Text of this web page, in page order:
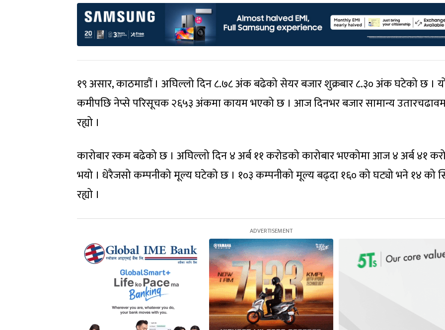
१९ असार, काठमाडौं । अघिल्लो दिन ८.७८ अंक बढेको सेयर बजार शुक्रबार ८.३० अंक घटेको छ ।
कमीपछि नेप्से परिसूचक २६५३ अंकमा कायम भएको छ । आज दिनभर बजार सामान्य
रह्यो ।
कारोबार रकम बढेको छ । अघिल्लो दिन ४ अर्ब ११ करोडको कारोबार भएकोमा आज ४ अर्ब ४१
भयो । धेरैजसो कम्पनीको मूल्य घटेको छ । १०३ कम्पनीको मूल्य बढ्दा १६० को घट्यो भने १४ को
रह्यो ।